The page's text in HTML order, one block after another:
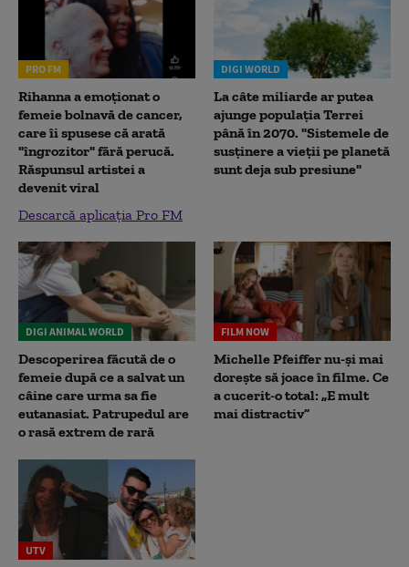
PRO FM
Rihanna a emoționat o
femeie bolnavă de cancer,
care îi spusese că arată
"îngrozitor" fără perucă.
Răspunsul artistei a
devenit viral
Descarcă aplicația Pro FM
DIGI WORLD
La câte miliarde ar putea
ajunge populația Terrei
până în 2070. "Sistemele de
susținere a vieții pe planetă
sunt deja sub presiune"
DIGI ANIMAL WORLD
Descoperirea făcută de o
femeie după ce a salvat un
câine care urma sa fie
eutanasiat. Patrupedul are
o rasă extrem de rară
FILM NOW
Michelle Pfeiffer nu-și mai
dorește să joace în filme. Ce
a cucerit-o total: „E mult
mai distractiv”
UTV